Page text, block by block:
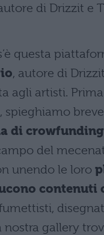
di Drizzit e
questa
, autore di
agli artisti.
di crowfunding
del
unendo le loro
contenuti
gallery